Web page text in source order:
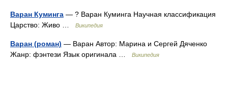
Варан Куминга — ? Варан Куминга Научная классификация
Царство: Живо …
Википедия
Варан (роман) — Варан Автор: Марина и Сергей Дяченко
Жанр: фэнтези Язык оригинала …
Википедия